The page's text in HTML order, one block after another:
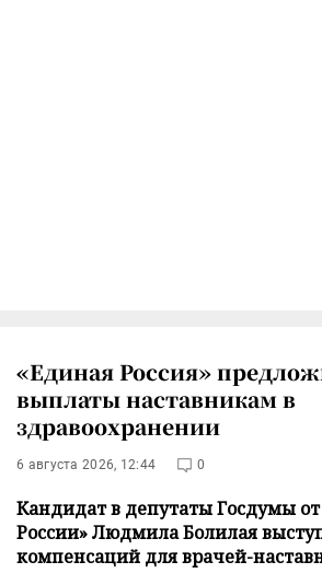
«Единая Россия»
выплаты наставникам в
здравоохранении
6 августа 2026, 12:44 0
Кандидат в депутаты Госдумы
России» Людмила Болилая
компенсаций для врачей-